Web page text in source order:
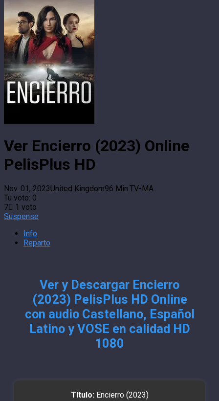
Ver Encierro (2023) Online
PelisPlus HD
Nov. 01, 2023United Kingdom96 Min.TV-MA
Tu voto: 0
7
1 voto
Suspense
Info
Reparto
Ver y Descargar Encierro
(2023) PelisPlus HD Online
con audio Castellano, Español
Latino y VOSE en calidad HD
1080
Título: Encierro (2023)